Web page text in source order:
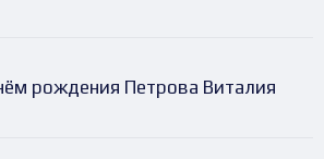
рождения Петрова Виталия